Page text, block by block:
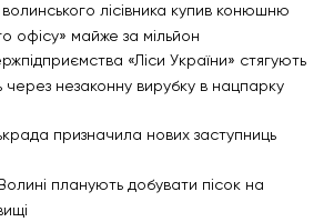
лісівника купив конюшню
офісу» майже за мільйон
«Ліси України» стягують
через незаконну вирубку в нацпарку
призначила нових заступниць
планують добувати пісок на